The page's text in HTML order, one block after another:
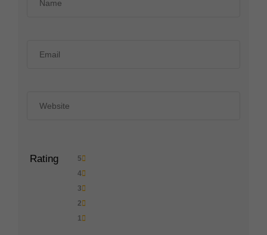
Rating
5
4
3
2
1